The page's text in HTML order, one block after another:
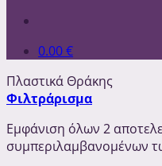
0.00€
Πλαστικά Θράκης
Φιλτράρισμα
Εμφάνιση όλων 2
συμπεριλαμβανομένων